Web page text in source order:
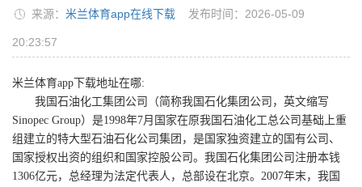
来源： 米兰体育app在线下载 发布时间：2026-05-09
20:23:57
米兰体育app下载地址在哪:
我国石油化工集团公司（简称我国石化集团公司，英文缩写
Sinopec Group）是1998年7月国家在原我国石油化工总公司基础上重
组建立的特大型石油石化公司集团，是国家独资建立的国有公司、
国家授权出资的组织和国家控股公司。我国石化集团公司注册本钱
1306亿元，总经理为法定代表人，总部设在北京。2007年末，我国